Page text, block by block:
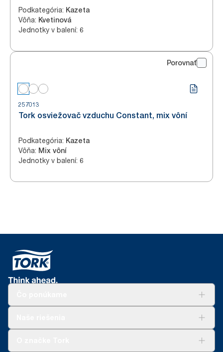
Podkategória: Kazeta
Vôňa: Kvetinová
Jednotky v balení: 6
Porovnať
257013
Tork osviežovač vzduchu Constant, mix vôní
Podkategória: Kazeta
Vôňa: Mix vôní
Jednotky v balení: 6